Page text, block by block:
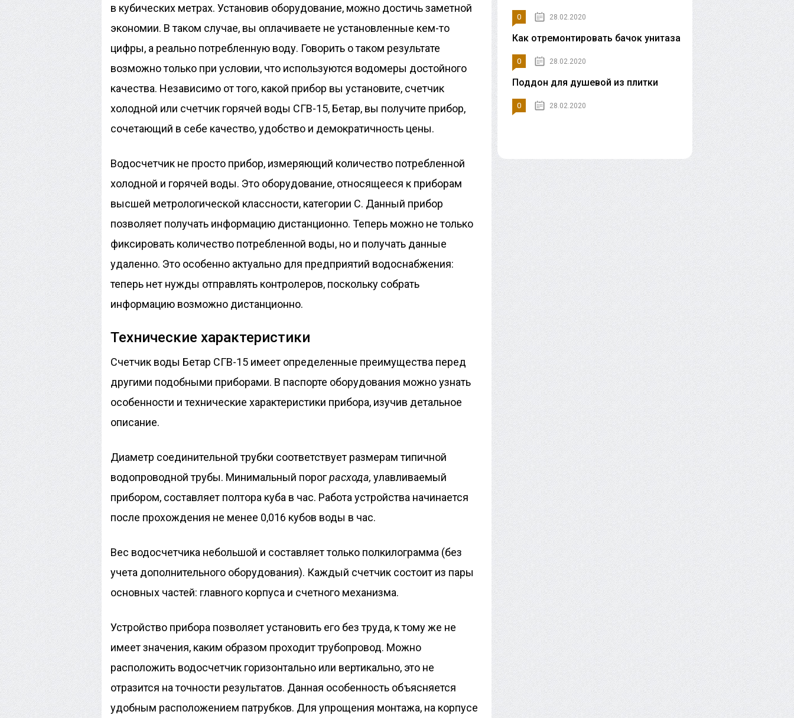
в кубических метрах. Установив оборудование, можно достичь заметной
экономии. В таком случае, вы оплачиваете не установленные кем-то
цифры, а реально потребленную воду. Говорить о таком результате
возможно только при условии, что используются водомеры достойного
качества. Независимо от того, какой прибор вы установите, счетчик
холодной или счетчик горячей воды СГВ-15, Бетар, вы получите прибор,
сочетающий в себе качество, удобство и демократичность цены.
Водосчетчик не просто прибор, измеряющий количество потребленной
холодной и горячей воды. Это оборудование, относящееся к приборам
высшей метрологической классности, категории С. Данный прибор
позволяет получать информацию дистанционно. Теперь можно не только
фиксировать количество потребленной воды, но и получать данные
удаленно. Это особенно актуально для предприятий водоснабжения:
теперь нет нужды отправлять контролеров, поскольку собрать
информацию возможно дистанционно.
Технические характеристики
Счетчик воды Бетар СГВ-15 имеет определенные преимущества перед
другими подобными приборами. В паспорте оборудования можно узнать
особенности и технические характеристики прибора, изучив детальное
описание.
Диаметр соединительной трубки соответствует размерам типичной
водопроводной трубы. Минимальный порограсхода, улавливаемый
прибором, составляет полтора куба в час. Работа устройства начинается
после прохождения не менее 0,016 кубов воды в час.
Вес водосчетчика небольшой и составляет только полкилограмма (без
учета дополнительного оборудования). Каждый счетчик состоит из пары
основных частей: главного корпуса и счетного механизма.
Устройство прибора позволяет установить его без труда, к тому же не
имеет значения, каким образом проходит трубопровод. Можно
расположить водосчетчик горизонтально или вертикально, это не
отразится на точности результатов. Данная особенность объясняется
удобным расположением патрубков. Для упрощения монтажа, на корпусе
0 28.02.2020
Как отремонтировать бачок унитаза
0 28.02.2020
Поддон для душевой из плитки
0 28.02.2020